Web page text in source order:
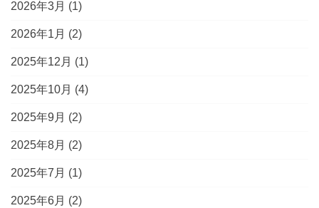
2026年3月 (1)
2026年1月 (2)
2025年12月 (1)
2025年10月 (4)
2025年9月 (2)
2025年8月 (2)
2025年7月 (1)
2025年6月 (2)